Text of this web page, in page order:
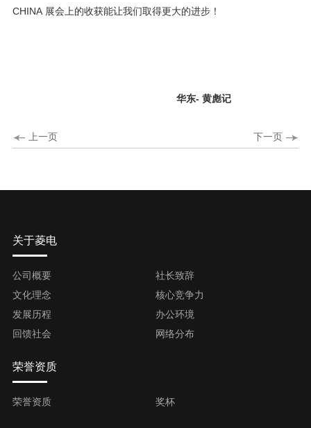
CHINA 展会上的收获能让我们取得更大的进步！
华东- 黄彪记
上一页 下一页
关于菱电
公司概要
社长致辞
文化理念
核心竞争力
发展历程
办公环境
回馈社会
网络分布
荣誉资质
荣誉资质 奖杯